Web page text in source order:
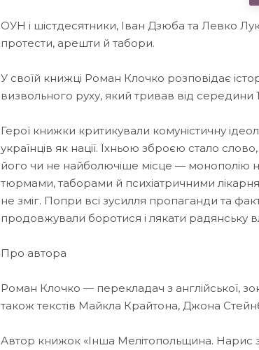
ОУН і шістдесятники, Іван Дзюба та Левко
протести, арешти й табори.
У своїй книжці Роман Клочко розповідає
визвольного руху, який тривав від середини
Герої книжки критикували комуністичну
українців як нації. Їхньою зброєю стало
його чи не найболючіше місце — монополію
тюрмами, таборами й психіатричними
не зміг. Попри всі зусилля пропаганди та
продовжували боротися і лякати радянську
Про автора
Роман Клочко — перекладач з англійської,
також текстів Майкла Крайтона, Джона
Автор книжок «Інша Мелітопольщина. Нарис з